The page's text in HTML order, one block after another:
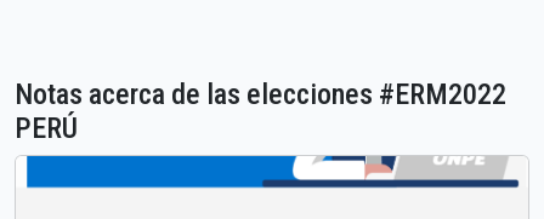
Notas acerca de las elecciones #ERM2022
PERÚ